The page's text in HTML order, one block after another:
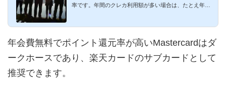
率です。年間のクレカ利用額が多い場合は、たとえ年会
年会費無料でポイント還元率が高いMastercardはダ
ークホースであり、楽天カードのサブカードとして
推奨できます。